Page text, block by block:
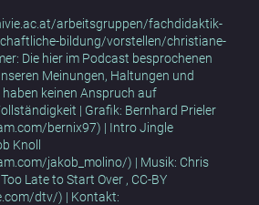
arbeitsgruppen/fachdidaktik-
bildung/vorstellen/christiane-
Die hier im Podcast besprochenen
Meinungen, Haltungen und
keinen Anspruch auf
| Grafik: Bernhard Prieler
bernix97) | Intro Jingle
Knoll
jakob_molino/) | Musik: Chris
Late to Start Over , CC-BY
dtv/) | Kontakt: